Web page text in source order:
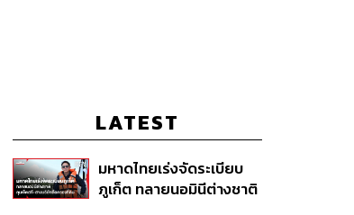
LATEST
มหาดไทยเร่งจัดระเบียบ
ภูเก็ต ทลายนอมินีต่างชาติ